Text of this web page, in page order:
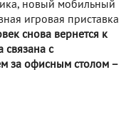
новый мобильный
игровая приставка
снова вернется к
связана с
за офисным столом –